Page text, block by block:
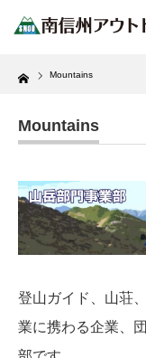
Home Mountains
Mountains
登山ガイド、山荘
業に携わる企業、